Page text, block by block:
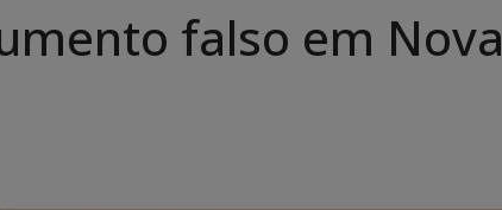
falso em Nova